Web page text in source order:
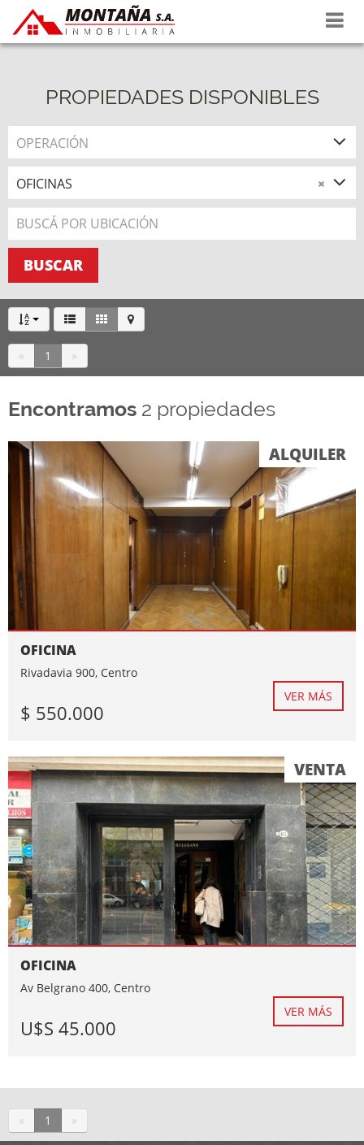
Tasaciones
La empresa
Contacto
PROPIEDADES DISPONIBLES
OPERACIÓN
×
OFICINAS
BUSCAR
« 1 »
Encontramos 2 propiedades
ALQUILER
OFICINA
VER MÁS
Rivadavia 900, Centro
$ 550.000
VENTA
OFICINA
VER MÁS
Av Belgrano 400, Centro
U$S 45.000
« 1 »